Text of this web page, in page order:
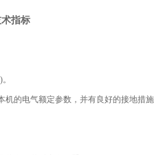
指标
)。
的电气额定参数，并有良好的接地措施